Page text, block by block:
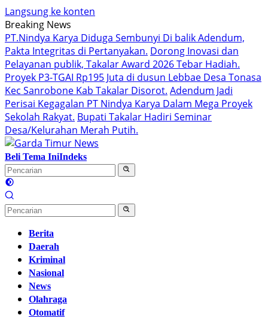
Langsung ke konten
Breaking News
PT.Nindya Karya Diduga Sembunyi Di balik Adendum,
Pakta Integritas di Pertanyakan. Dorong Inovasi dan
Pelayanan publik, Takalar Award 2026 Tebar Hadiah.
Proyek P3-TGAI Rp195 Juta di dusun Lebbae Desa Tonasa
Kec Sanrobone Kab Takalar Disorot. Adendum Jadi
Perisai Kegagalan PT Nindya Karya Dalam Mega Proyek
Sekolah Rakyat. Bupati Takalar Hadiri Seminar
Desa/Kelurahan Merah Putih.
Beli Tema IniIndeks
Berita
Daerah
Kriminal
Nasional
News
Olahraga
Otomatif